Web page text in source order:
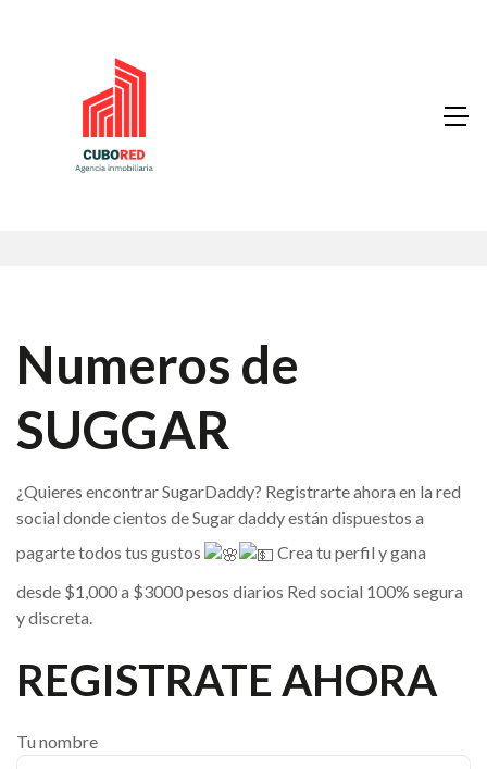
Numeros de
SUGGAR
¿Quieres encontrar SugarDaddy? Registrarte ahora en la red
social donde cientos de Sugar daddy están dispuestos a
pagarte todos tus gustos
Crea tu perfil y gana
desde $1,000 a $3000 pesos diarios Red social 100% segura
y discreta.
REGISTRATE AHORA
Tu nombre